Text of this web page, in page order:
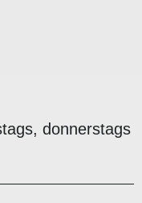
donnerstags